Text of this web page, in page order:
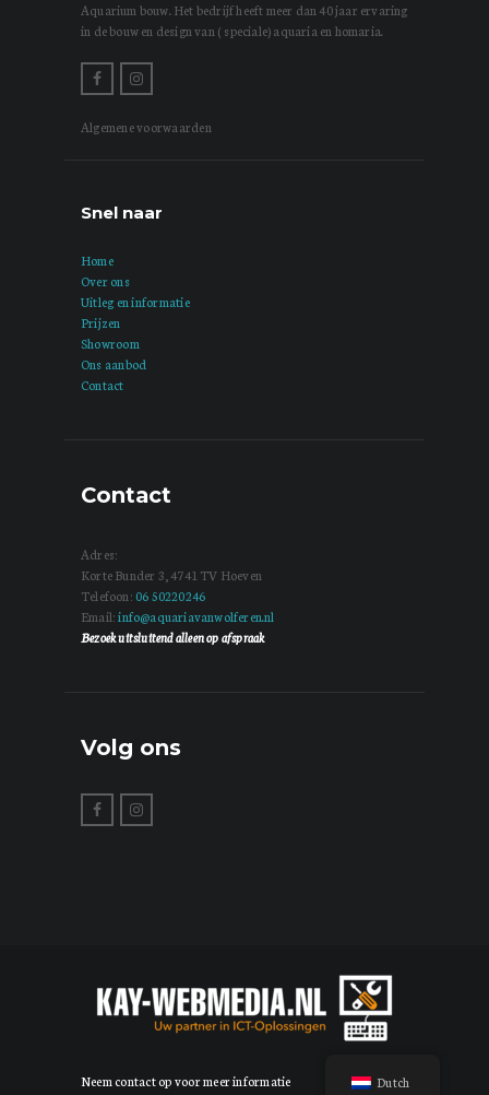
Aquarium bouw. Het bedrijf heeft meer dan 40 jaar ervaring
in de bouw en design van ( speciale) aquaria en homaria.
Algemene voorwaarden
Snel naar
Home
Over ons
Uitleg en informatie
Prijzen
Showroom
Ons aanbod
Contact
Contact
Adres:
Korte Bunder 3, 4741 TV Hoeven
Telefoon: 06 50220246
Email:info@aquariavanwolferen.nl
Bezoek uitsluitend alleen op afspraak
Volg ons
Neem contact op voor meer informatie Dutch